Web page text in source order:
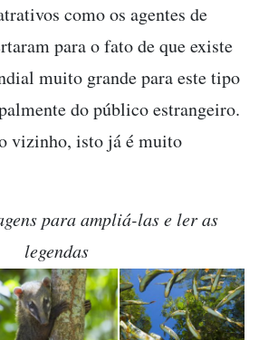
como os agentes de
para o fato de que existe
muito grande para este tipo
do público estrangeiro.
vizinho, isto já é muito
para ampliá-las e ler as
legendas